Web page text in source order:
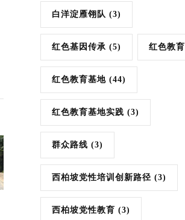
白洋淀雁翎队 (3)
红色基因传承 (5) 红色教育
红色教育基地 (44)
红色教育基地实践 (3)
群众路线 (3)
西柏坡党性培训创新路径 (3)
西柏坡党性教育 (3)